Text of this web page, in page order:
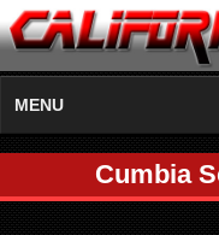
MENU
Cumbia